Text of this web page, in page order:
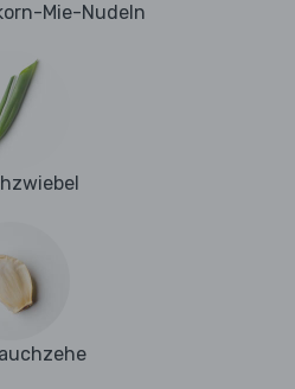
Mie-Nudeln